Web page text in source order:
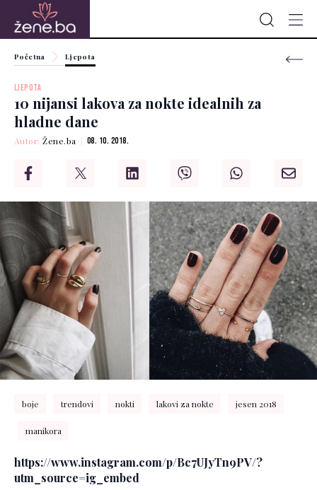
Početna Ljepota
LJEPOTA
10 nijansi lakova za nokte idealnih za
hladne dane
Autor:Žene.ba 08. 10. 2018.
boje trendovi nokti lakovi za nokte jesen 2018
manikora
https://www.instagram.com/p/Bc7UJyTn9PV/?
utm_source=ig_embed